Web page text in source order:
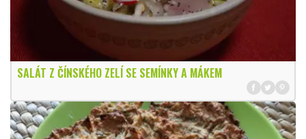
SALÁT Z ČÍNSKÉHO ZELÍ SE SEMÍNKY A MÁKEM